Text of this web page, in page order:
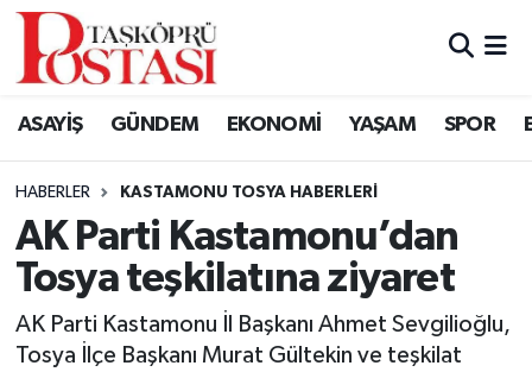
ASAYİŞ GÜNDEM EKONOMİ YAŞAM SPOR
HABERLER KASTAMONU TOSYA HABERLERI
AK Parti Kastamonu’dan
Tosya teşkilatına ziyaret
AK Parti Kastamonu İl Başkanı Ahmet Sevgilioğlu,
Tosya İlçe Başkanı Murat Gültekin ve teşkilat
Kastamonu Vefat Edenler
Araç Haberleri
Azdavay Haberleri